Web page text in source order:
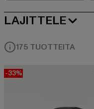
LAJITTELE
SUOSITUIMMAT
175 TUOTTEITA
-33%